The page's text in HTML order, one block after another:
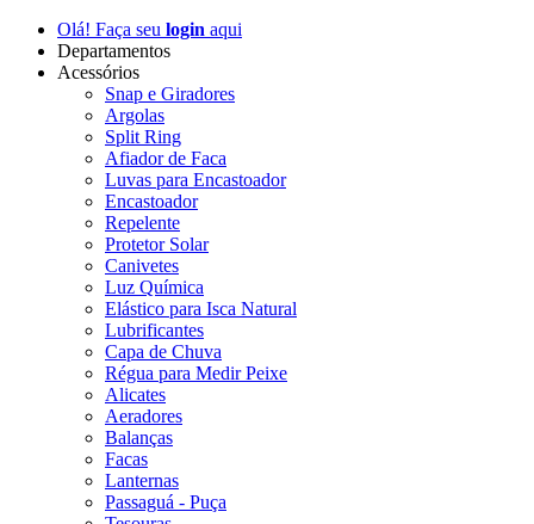
Olá! Faça seu login aqui
Departamentos
Acessórios
Snap e Giradores
Argolas
Split Ring
Afiador de Faca
Luvas para Encastoador
Encastoador
Repelente
Protetor Solar
Canivetes
Luz Química
Elástico para Isca Natural
Lubrificantes
Capa de Chuva
Régua para Medir Peixe
Alicates
Aeradores
Balanças
Facas
Lanternas
Passaguá - Puça